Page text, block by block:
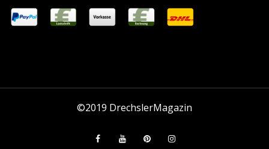
©2019 DrechslerMagazin